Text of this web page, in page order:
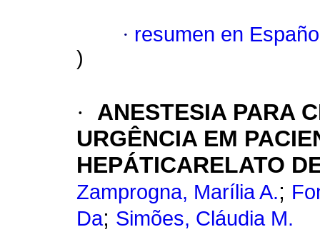
· resumen en
)
·
ANESTESIA PARA
URGÊNCIA EM
HEPÁTICARELATO
Zamprogna, Marília A.;
Da; Simões, Cláudia M.